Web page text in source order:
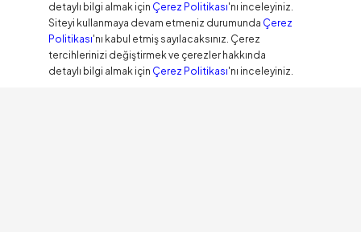
detaylı bilgi almak için Çerez Politikası'nı inceleyiniz.
Siteyi kullanmaya devam etmeniz durumunda Çerez
Politikası'nı kabul etmiş sayılacaksınız. Çerez
tercihlerinizi değiştirmek ve çerezler hakkında
detaylı bilgi almak için Çerez Politikası'nı inceleyiniz.